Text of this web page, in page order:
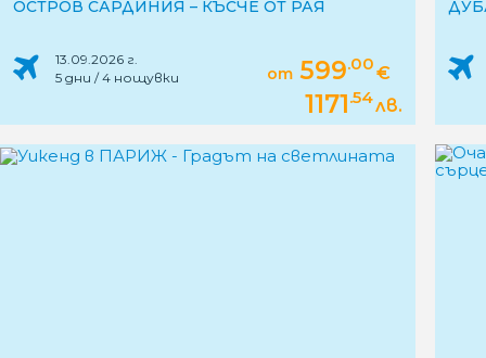
ОСТРОВ САРДИНИЯ – КЪСЧЕ ОТ РАЯ
13.09.2026 г.
5 дни / 4 нощувки
от 599.00€
1171.54лв.